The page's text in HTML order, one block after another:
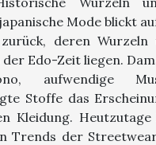
Mode blickt
zurück, deren
Edo-Zeit liegen.
aufwendige
Stoffe das
Kleidung. Heutzutage
Trends der